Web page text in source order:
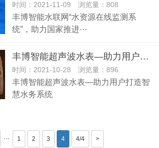
时间：2021-11-09 浏览量：808
丰博智能水联网“水资源在线监测系
统”，助力国家推进···
丰博智能超声波水表—助力用户打造智慧水务系统
时间：2021-10-28 浏览量：896
丰博智能超声波水表—助力用户打造智
慧水务系统
··· 1 2 3 4 4/4 >